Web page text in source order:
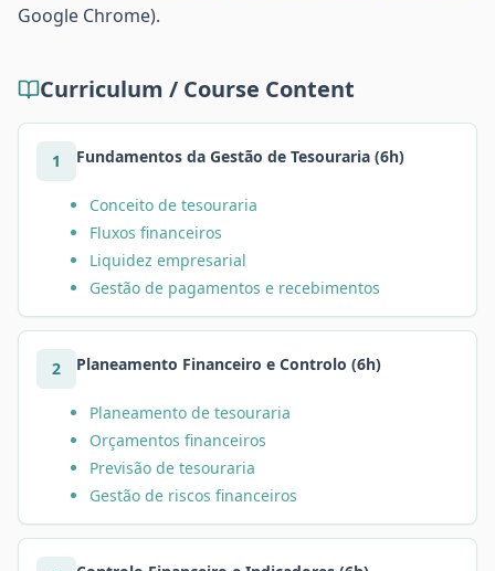
Google Chrome).
Curriculum / Course Content
1 Fundamentos da Gestão de Tesouraria (6h)
Conceito de tesouraria
Fluxos financeiros
Liquidez empresarial
Gestão de pagamentos e recebimentos
2 Planeamento Financeiro e Controlo (6h)
Planeamento de tesouraria
Orçamentos financeiros
Previsão de tesouraria
Gestão de riscos financeiros